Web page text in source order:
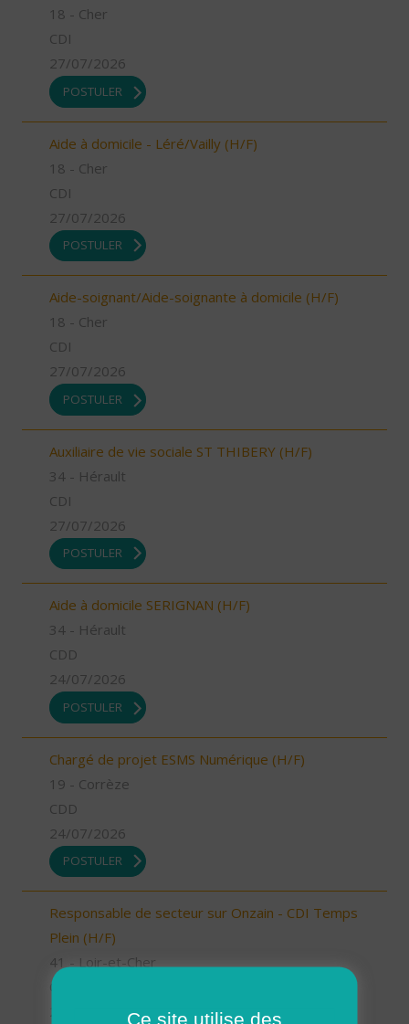
18 - Cher
CDI
27/07/2026
POSTULER
Aide à domicile - Léré/Vailly (H/F)
18 - Cher
CDI
27/07/2026
POSTULER
Aide-soignant/Aide-soignante à domicile (H/F)
18 - Cher
CDI
27/07/2026
POSTULER
Auxiliaire de vie sociale ST THIBERY (H/F)
34 - Hérault
CDI
27/07/2026
POSTULER
Aide à domicile SERIGNAN (H/F)
34 - Hérault
CDD
24/07/2026
POSTULER
Chargé de projet ESMS Numérique (H/F)
19 - Corrèze
CDD
24/07/2026
POSTULER
Responsable de secteur sur Onzain - CDI Temps
Plein (H/F)
41 - Loir-et-Cher
CDI
Ce site utilise des